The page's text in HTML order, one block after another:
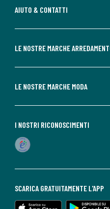
AIUTO & CONTATTI
LE NOSTRE MARCHE
LE NOSTRE MARCHE MODA
SCARICA GRATUITAMENTE L'APP
I NOSTRI RICONOSCIMENTI